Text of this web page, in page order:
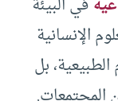
في البيئة
الإنسانية
بل